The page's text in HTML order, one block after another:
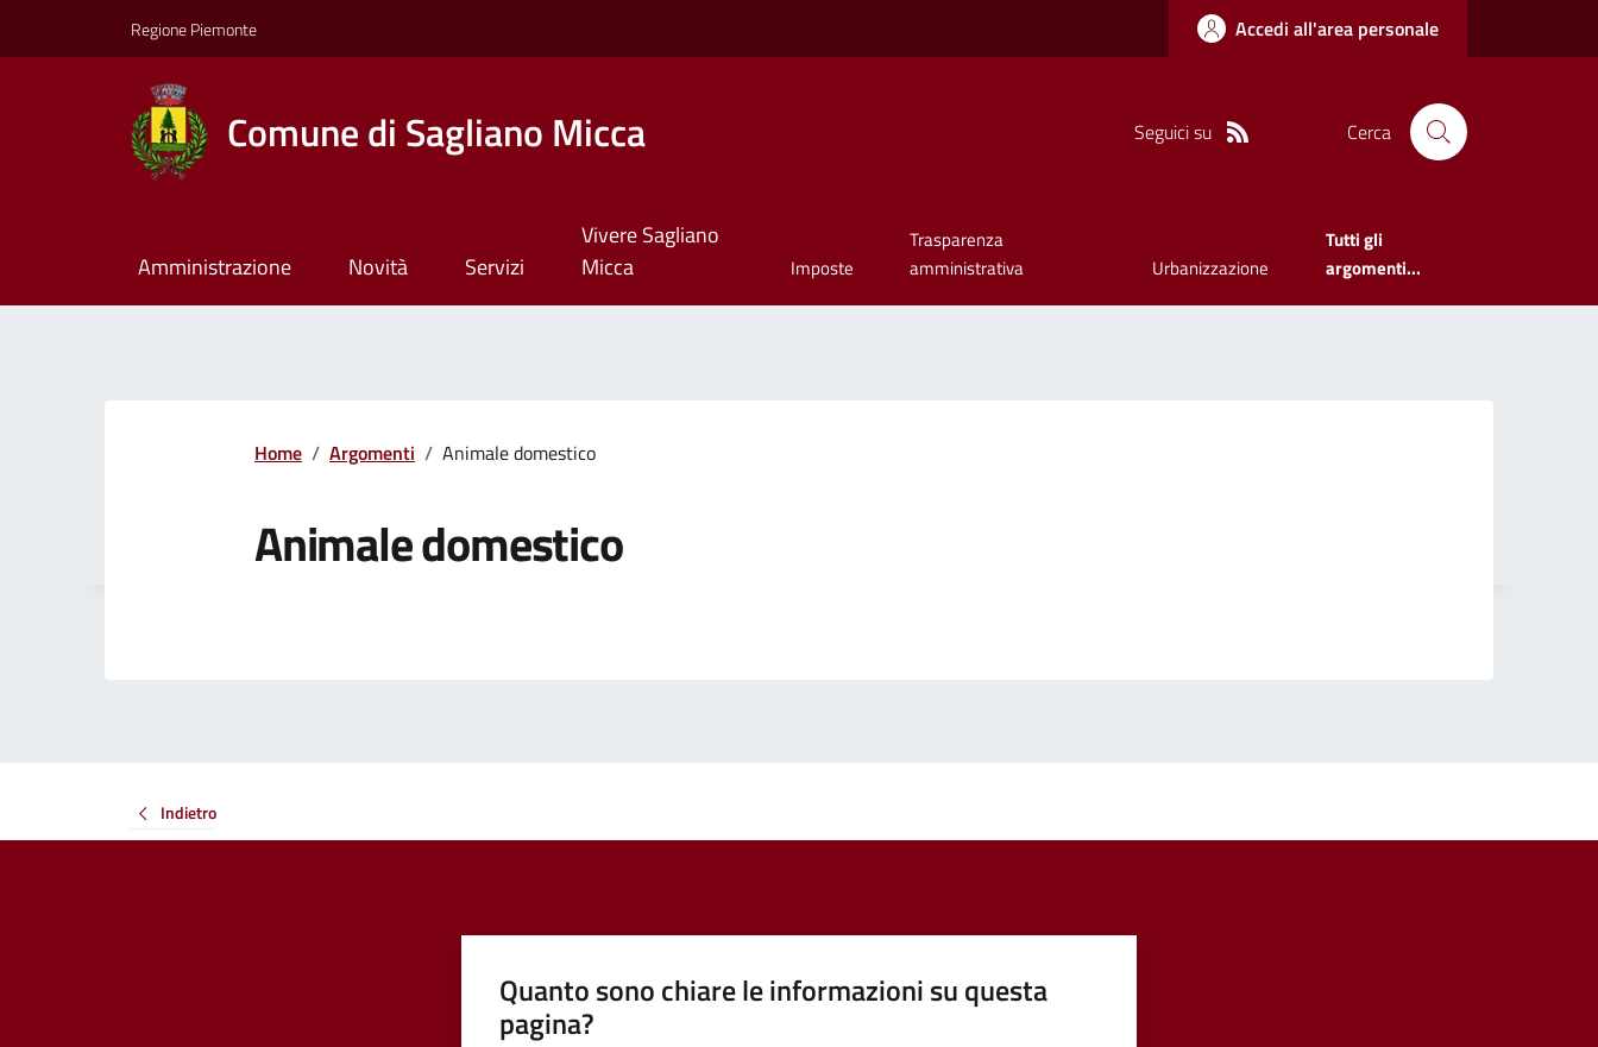
Regione Piemonte Accedi all'area personale
Comune di Sagliano Micca Seguici su Cerca
Amministrazione Novità Servizi
Vivere Sagliano
Micca
Imposte
Trasparenza
amministrativa
Urbanizzazione
Tutti gli
argomenti...
Home / Argomenti / Animale domestico
Animale domestico
Indietro
Quanto sono chiare le informazioni su questa
pagina?